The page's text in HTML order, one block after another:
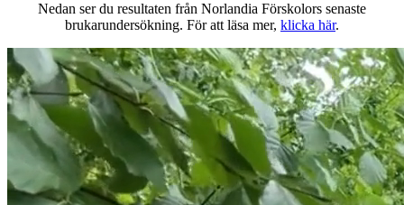
Nedan ser du resultaten från Norlandia Förskolors senaste
brukarundersökning. För att läsa mer, klicka här.